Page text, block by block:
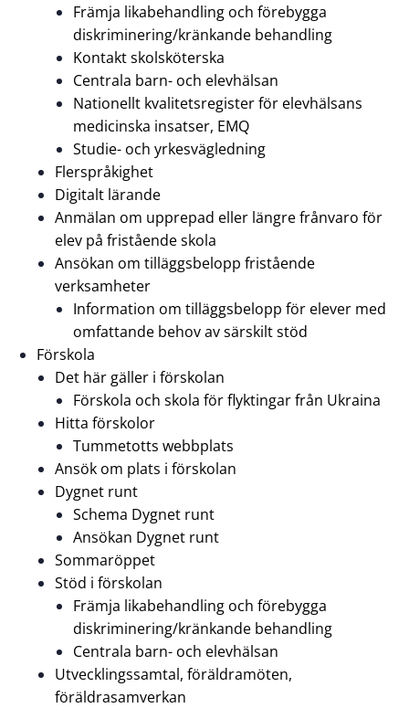
Främja likabehandling och förebygga
diskriminering/kränkande behandling
Kontakt skolsköterska
Centrala barn- och elevhälsan
Nationellt kvalitetsregister för elevhälsans
medicinska insatser, EMQ
Studie- och yrkesvägledning
Flerspråkighet
Digitalt lärande
Anmälan om upprepad eller längre frånvaro för
elev på fristående skola
Ansökan om tilläggsbelopp fristående
verksamheter
Information om tilläggsbelopp för elever med
omfattande behov av särskilt stöd
Förskola
Det här gäller i förskolan
Förskola och skola för flyktingar från Ukraina
Hitta förskolor
Tummetotts webbplats
Ansök om plats i förskolan
Dygnet runt
Schema Dygnet runt
Ansökan Dygnet runt
Sommaröppet
Stöd i förskolan
Främja likabehandling och förebygga
diskriminering/kränkande behandling
Centrala barn- och elevhälsan
Utvecklingssamtal, föräldramöten,
föräldrasamverkan